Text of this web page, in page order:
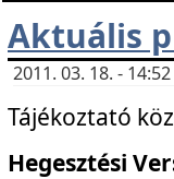
Aktuális
2011. 03. 18. -
Tájékoztató
Hegesztési